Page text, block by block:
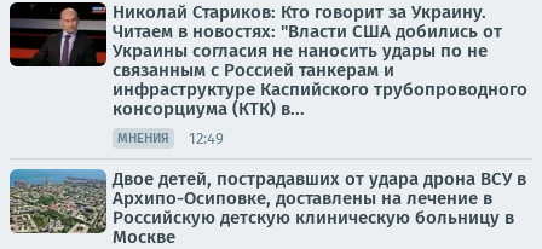
Николай Стариков: Кто говорит за Украину.
Читаем в новостях: "Власти США добились от
Украины согласия не наносить удары по не
связанным с Россией танкерам и
инфраструктуре Каспийского трубопроводного
консорциума (КТК) в...
МНЕНИЯ 12:49
Двое детей, пострадавших от удара дрона ВСУ в
Архипо-Осиповке, доставлены на лечение в
Российскую детскую клиническую больницу в
Москве